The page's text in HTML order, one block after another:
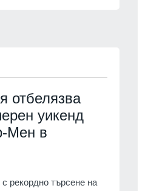
отбелязва
уикенд
Мен в
рекордно търсене на
осигурителни прагове и
правила от 1 август
и финанси
ето и кои са имениците днес